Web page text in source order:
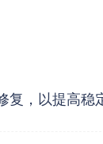
，以提高稳